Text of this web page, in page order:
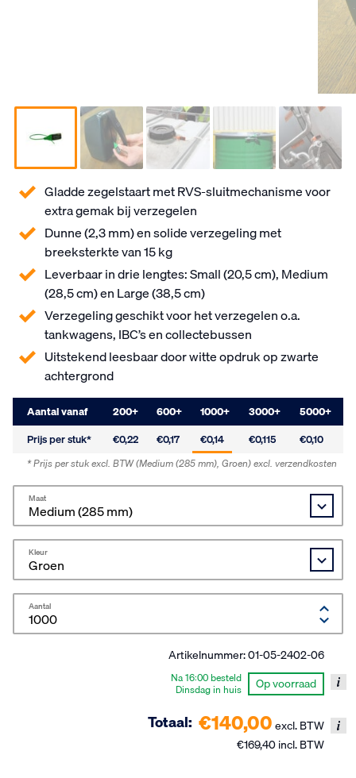
Gladde zegelstaart met RVS-sluitmechanisme voor
extra gemak bij verzegelen
Dunne (2,3 mm) en solide verzegeling met
breeksterkte van 15 kg
Leverbaar in drie lengtes: Small (20,5 cm), Medium
(28,5 cm) en Large (38,5 cm)
Verzegeling geschikt voor het verzegelen o.a.
tankwagens, IBC’s en collectebussen
Uitstekend leesbaar door witte opdruk op zwarte
achtergrond
Aantal vanaf 200+ 600+ 1000+ 3000+ 5000+
Prijs per stuk*
€0,22 €0,17 €0,14 €0,115 €0,10
* Prijs per stuk excl. BTW(Medium (285 mm), Groen)excl. verzendkosten
Maat
Kleur
Aantal
Artikelnummer:01-05-2402-06
Op voorraad
Na 16:00 besteld
Dinsdag in huis
Totaal: €140,00excl. BTW
€169,40 incl. BTW